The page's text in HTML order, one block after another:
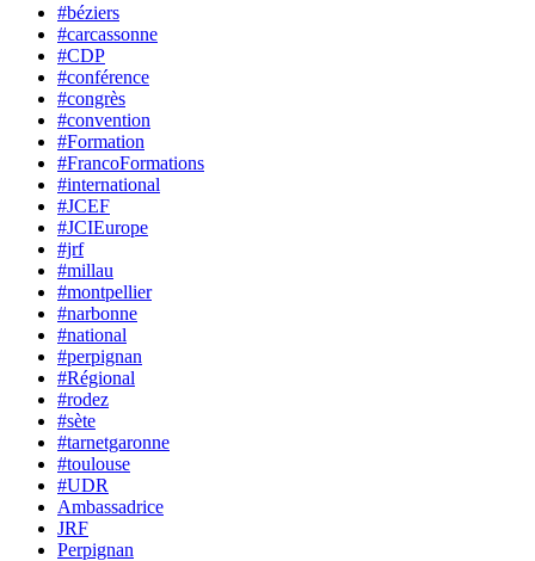
#béziers
#carcassonne
#CDP
#conférence
#congrès
#convention
#Formation
#FrancoFormations
#international
#JCEF
#JCIEurope
#jrf
#millau
#montpellier
#narbonne
#national
#perpignan
#Régional
#rodez
#sète
#tarnetgaronne
#toulouse
#UDR
Ambassadrice
JRF
Perpignan